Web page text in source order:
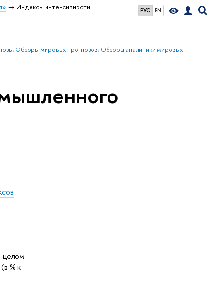
РУС EN
Индексы интенсивности
Обзоры мировых прогнозов; Обзоры аналитики мировых
целом
% к